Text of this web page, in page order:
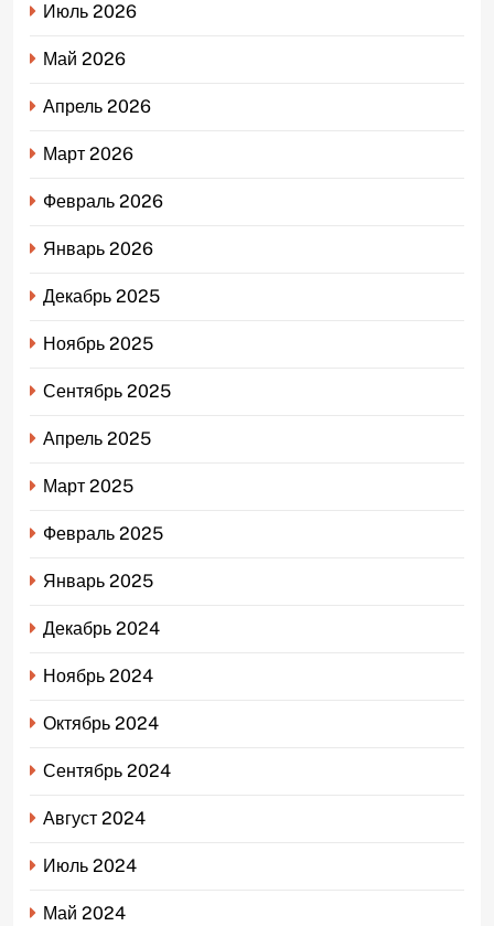
Июль 2026
Май 2026
Апрель 2026
Март 2026
Февраль 2026
Январь 2026
Декабрь 2025
Ноябрь 2025
Сентябрь 2025
Апрель 2025
Март 2025
Февраль 2025
Январь 2025
Декабрь 2024
Ноябрь 2024
Октябрь 2024
Сентябрь 2024
Август 2024
Июль 2024
Май 2024